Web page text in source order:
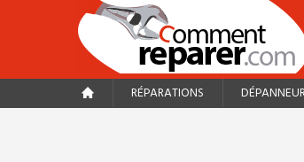
RÉPARATIONS